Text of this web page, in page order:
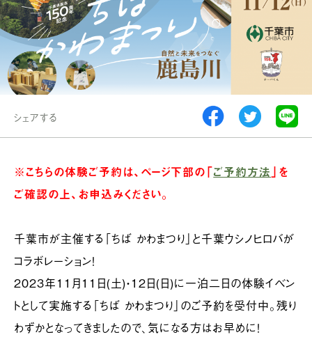
シェアする
※こちらの体験ご予約は、ページ下部の「ご予約方法 」を
ご確認の上、お申込みください。
千葉市が主催する「ちば かわまつり」と千葉ウシノヒロバが
コラボレーション！
2023年11月11日(土)・12日(日)に一泊二日の体験イベン
トとして実施する「ちば かわまつり」のご予約を受付中。残り
わずかとなってきましたので、気になる方はお早めに！